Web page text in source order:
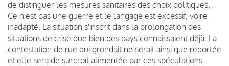
de distinguer les mesures sanitaires des choix politiques.
Ce n'est pas une guerre et le langage est excessif, voire
inadapté. La situation s'inscrit dans la prolongation des
situations de crise que bien des pays connaissaient déjà. La
contestation de rue qui grondait ne serait ainsi que reportée
et elle sera de surcroît alimentée par ces spéculations.